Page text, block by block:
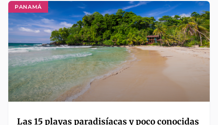
PANAMÁ
Las 15 playas paradisíacas y poco conocidas